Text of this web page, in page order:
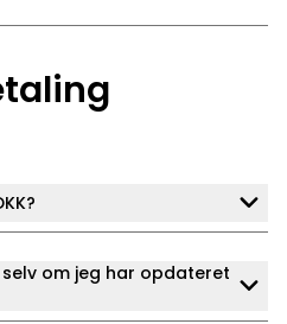
om jeg har opdateret